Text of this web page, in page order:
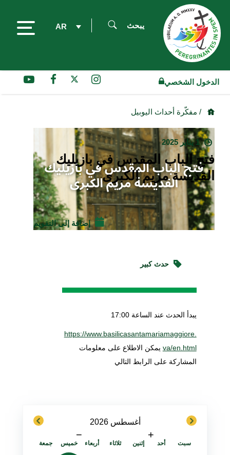
AR يبحث
الدخول الشخصي
/ مفكّرة أحداث اليوبيل
1 يناير 2025
فتح الباب المقدس في بازيليك
القديسة مريم الكبرى
إضافة إلى التقويم
حدث كبير
يبدأ الحدث عند الساعة 17:00
https://www.basilicasantamariamaggiore.
va/en.html يمكن الاطلاع على معلومات
المشاركة على الرابط التالي
previous أغسطس 2026
− +
next
سبت أحد إثنين ثلاثاء أربعاء خميس جمعة